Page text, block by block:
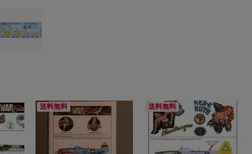
送料無料 送料無料